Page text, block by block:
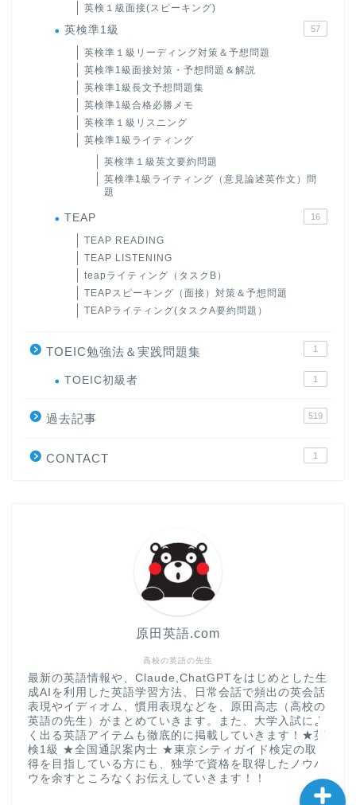
英検１級面接(スピーキング)
英検準1級 57
英検準１級リーディング対策＆予想問題
英検準1級面接対策・予想問題＆解説
英検準1級長文予想問題集
英検準1級合格必勝メモ
英検準１級リスニング
英検準1級ライティング
英検準１級英文要約問題
英検準1級ライティング（意見論述英作文）問
題
TEAP 16
TEAP READING
TEAP LISTENING
teapライティング（タスクB）
TEAPスピーキング（面接）対策＆予想問題
TEAPライティング(タスクA要約問題）
TOEIC勉強法＆実践問題集 1
TOEIC初級者 1
過去記事 519
CONTACT 1
高校の英語の先生
原田英語.com
最新の英語情報や、Claude,ChatGPTをはじめとした生
成AIを利用した英語学習方法、日常会話で頻出の英会話
表現やイディオム、慣用表現などを、原田高志（高校の
英語の先生）がまとめていきます。また、大学入試によ
く出る英語アイテムも徹底的に掲載していきます！★英
検1級 ★全国通訳案内士 ★東京シティガイド検定の取
得を目指している方にも、独学で資格を取得したノウハ
ウを余すところなくお伝えしていきます！！
大学入試英語対策講座
英語名言・格言・カッコい
い英語＆素敵な英文フレー
CONTACT